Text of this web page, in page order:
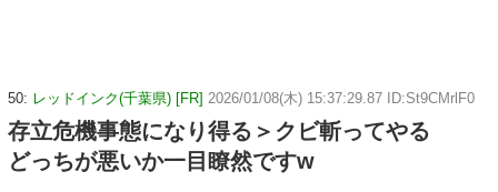
50: レッドインク(千葉県) [FR] 2026/01/08(木) 15:37:29.87 ID:St9CMrlF0
存立危機事態になり得る＞クビ斬ってやる
どっちが悪いか一目瞭然ですw